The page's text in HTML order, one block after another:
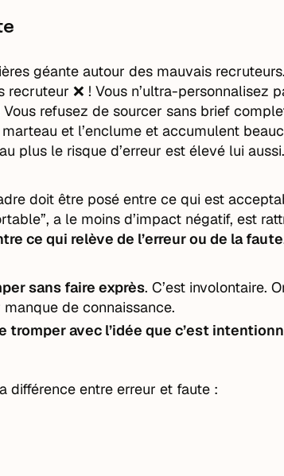
géante autour des mauvais
❌ ! Vous n’ultra-personnalisez
Vous refusez de sourcer sans brief
et l’enclume et accumulent
plus le risque d’erreur est élevé lui aussi.
doit être posé entre ce qui est
a le moins d’impact négatif, est
ce qui relève de l’erreur ou de la faute
sans faire exprès. C’est involontaire.
de connaissance.
tromper avec l’idée que c’est
différence entre erreur et faute :